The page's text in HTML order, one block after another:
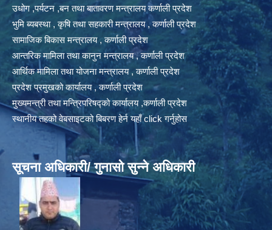
उधोग ,पर्यटन ,बन तथा बातावरण मन्त्रालय कर्णाली प्रदेश
भुमि ब्यबस्था , कृषि तथा सहकारी मन्त्रालय , कर्णाली प्रदेश
सामाजिक बिकास मन्त्रालय , कर्णाली प्रदेश
आन्तरिक मामिला तथा कानुन मन्त्रालय , कर्णाली प्रदेश
आर्थिक मामिला तथा योजना मन्त्रालय , कर्णाली प्रदेश
प्रदेश प्रमुखको कार्यालय , कर्णाली प्रदेश
मुख्यमन्त्री तथा मन्त्रिपरिषद्को कार्यालय ,कर्णाली प्रदेश
स्थानीय तहको वेबसाइटको बिबरण हेर्न यहाँ click गर्नुहोस
सूचना अधिकारी/ गुनासो सुन्ने अधिकारी